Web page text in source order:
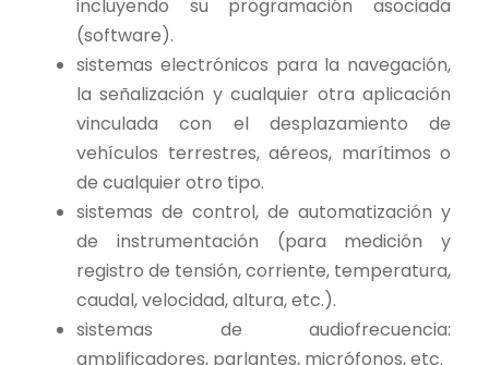
incluyendo su programación asociada
(software).
sistemas electrónicos para la navegación,
la señalización y cualquier otra aplicación
vinculada con el desplazamiento de
vehículos terrestres, aéreos, marítimos o
de cualquier otro tipo.
sistemas de control, de automatización y
de instrumentación (para medición y
registro de tensión, corriente, temperatura,
caudal, velocidad, altura, etc.).
sistemas de audiofrecuencia:
amplificadores, parlantes, micrófonos, etc.